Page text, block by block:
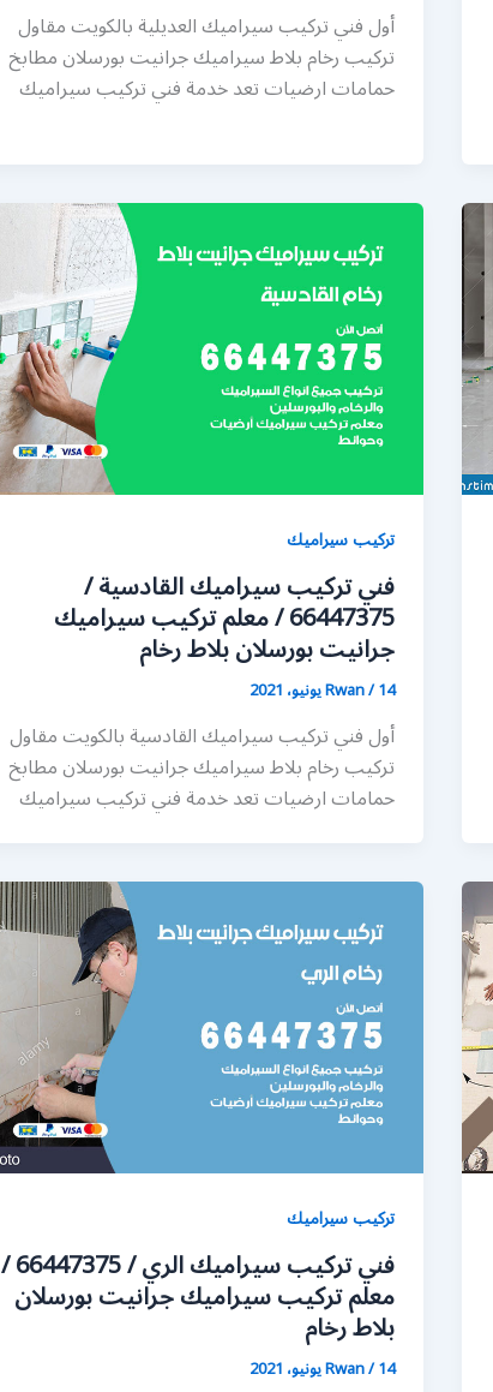
أول فني تركيب سيراميك العديلية بالكويت مقاول
تركيب رخام بلاط سيراميك جرانيت بورسلان مطابخ
حمامات ارضيات تعد خدمة فني تركيب سيراميك
تركيب سيراميك
فني تركيب سيراميك القادسية /
66447375 / معلم تركيب سيراميك
جرانيت بورسلان بلاط رخام
Rwan/14 يونيو، 2021
أول فني تركيب سيراميك القادسية بالكويت مقاول
تركيب رخام بلاط سيراميك جرانيت بورسلان مطابخ
حمامات ارضيات تعد خدمة فني تركيب سيراميك
تركيب سيراميك
فني تركيب سيراميك الري / 66447375 /
معلم تركيب سيراميك جرانيت بورسلان
بلاط رخام
Rwan/14 يونيو، 2021